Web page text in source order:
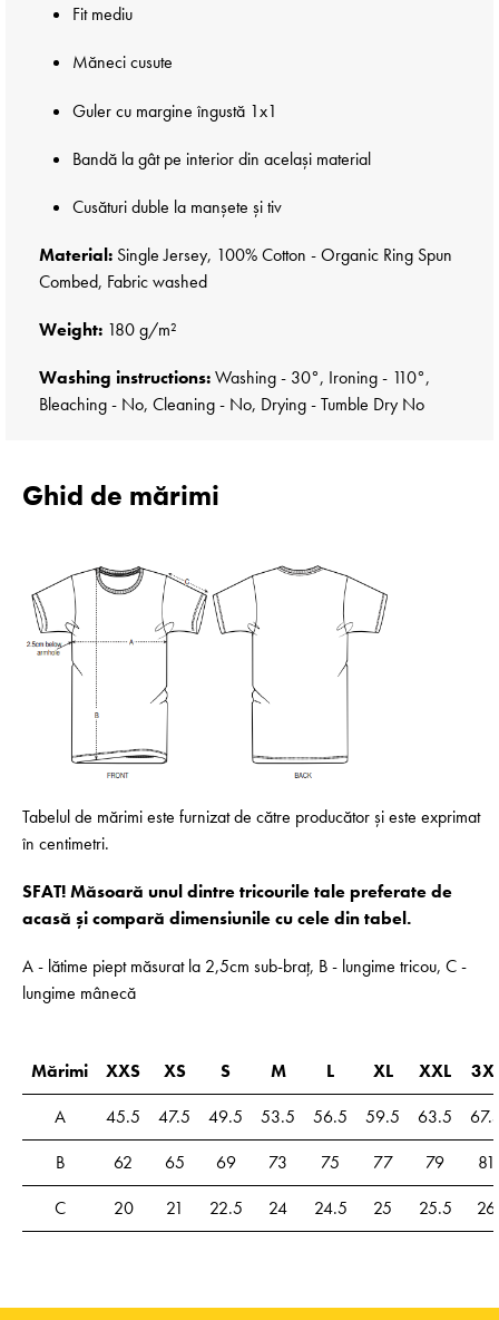
Fit mediu
Măneci cusute
Guler cu margine îngustă 1x1
Bandă la gât pe interior din același material
Cusături duble la manșete și tiv
Material: Single Jersey, 100% Cotton - Organic Ring Spun
Combed, Fabric washed
Weight: 180 g/m²
Washing instructions:Washing - 30°, Ironing - 110°,
Bleaching - No, Cleaning - No, Drying - Tumble Dry No
Ghid de mărimi
Tabelul de mărimi este furnizat de către producător și este exprimat
în centimetri.
SFAT! Măsoară unul dintre tricourile tale preferate de
acasă și compară dimensiunile cu cele din tabel.
A - lătime piept măsurat la 2,5cm sub-braț, B - lungime tricou, C -
lungime mânecă
Mărimi XXS XS S M L XL XXL
A
45.5 47.5 49.5 53.5 56.5 59.5 63.5
B
62 65 69 73 75 77 79
81
C
20 21 22.5 24 24.5 25 25.5 26